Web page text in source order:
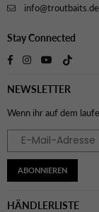
info@troutbaits.de
Stay Connected
FacebookInstagram
YouTube
NEWSLETTER
Wenn ihr auf dem
ABONNIEREN
HÄNDLERLISTE